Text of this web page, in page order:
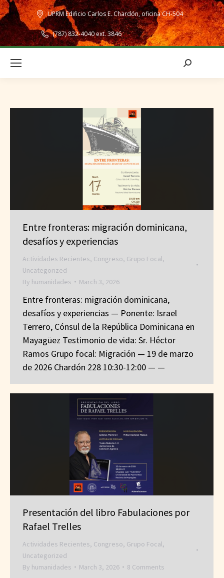
UPRM Edificio Carlos E. Chardón, oficina CH-504
(787) 832-4040 ext. 3846
Search:
Entre fronteras: migración dominicana,
desafíos y experiencias
Actividades Recientes, Congreso, Grupo Focal,
Uncategorized
By humanidades March 3, 2026
Entre fronteras: migración dominicana,
desafíos y experiencias — Ponente: Israel
Terrero, Cónsul de la República Dominicana en
Mayagüez Testimonio de vida: Sr. Héctor
Ramos Grupo focal: Migración — 19 de marzo
de 2026 Chardón 228 10:30-12:00 — —
Presentación del libro Fabulaciones por
Rafael Trelles
Actividades Recientes, Congreso, Grupo Focal,
Uncategorized
By humanidades March 3, 2026 8 Comments